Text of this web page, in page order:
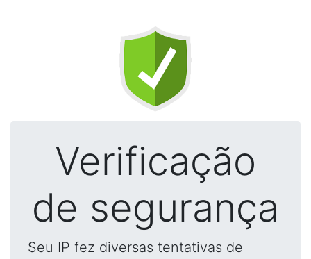
Verificação
de segurança
Seu IP fez diversas tentativas de